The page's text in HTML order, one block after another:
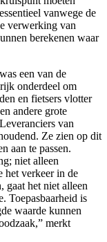
vanwege de
verwerking van
berekenen waar
een van de
onderdeel om
en fietsers vlotter
andere grote
van
Ze zien op dit
aan te passen.
niet alleen
het verkeer in de
gaat het niet alleen
Toepasbaarheid is
waarde kunnen
merkt